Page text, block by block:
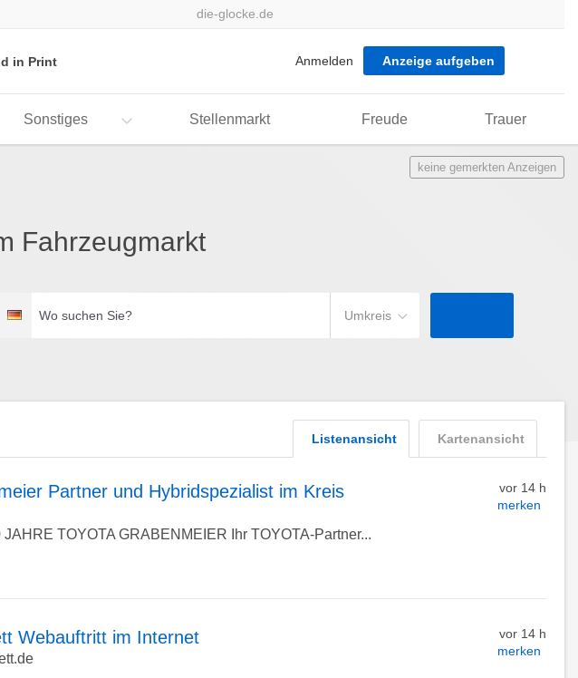
die-glocke.de
in Print Anmelden Anzeige aufgeben
Sonstiges Stellenmarkt Freude Trauer
keine gemerkten Anzeigen
Fahrzeugmarkt
Deutschland
suchen
Umkreis
Kartenansicht
Listenansicht
Partner und Hybridspezialist im Kreis
TOYOTA GRABENMEIER Ihr TOYOTA-Partner...
vor 14 h
merken
Webauftritt im Internet
vor 14 h
merken